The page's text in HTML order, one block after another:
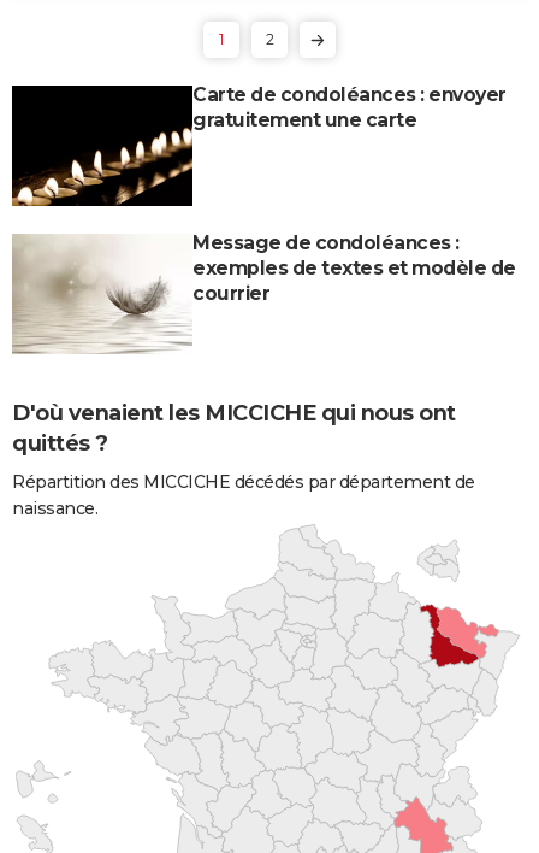
1 2
Carte de condoléances : envoyer
gratuitement une carte
Message de condoléances :
exemples de textes et modèle de
courrier
D'où venaient les MICCICHE qui nous ont
quittés ?
Répartition des MICCICHE décédés par département de
naissance.